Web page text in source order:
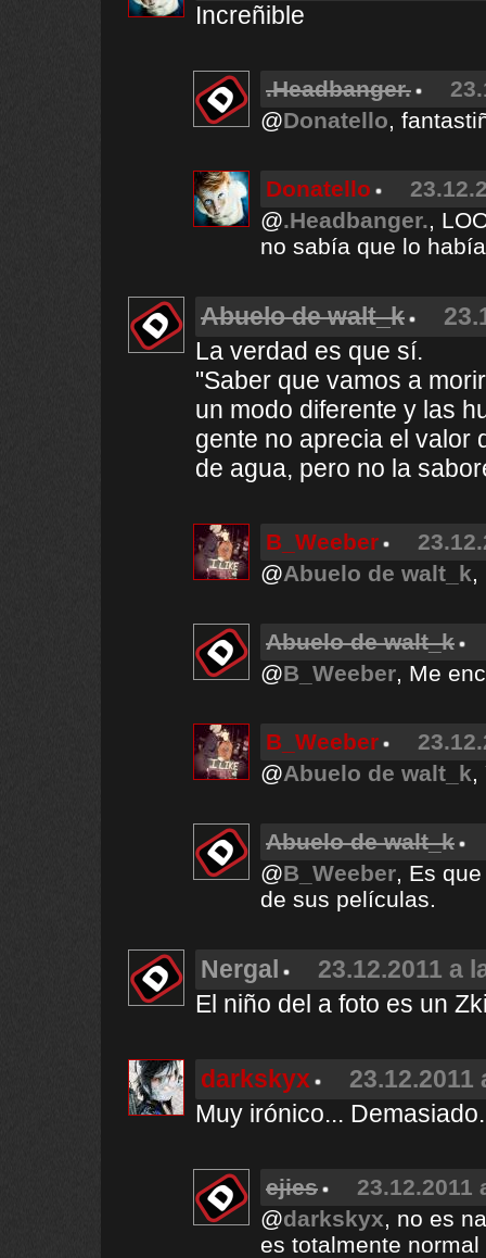
Increñible
.Headbanger.
@Donatello,
Donatello
@.Headbanger.,
no sabía que lo
Abuelo de walt_k
La verdad es que sí.
"Saber que vamos a
un modo diferente y las
gente no aprecia el valor
de agua, pero no la
B_Weeber
@Abuelo de walt_k,
Abuelo de walt_k
@B_Weeber, Me
B_Weeber
@Abuelo de walt_k,
Abuelo de walt_k
@B_Weeber, Es
de sus películas.
Nergal
23.12.2011 a
El niño del a foto es un
darkskyx
23.12.2011
Muy irónico...
ejies
23.12.2011
@darkskyx, no es
es totalmente normal